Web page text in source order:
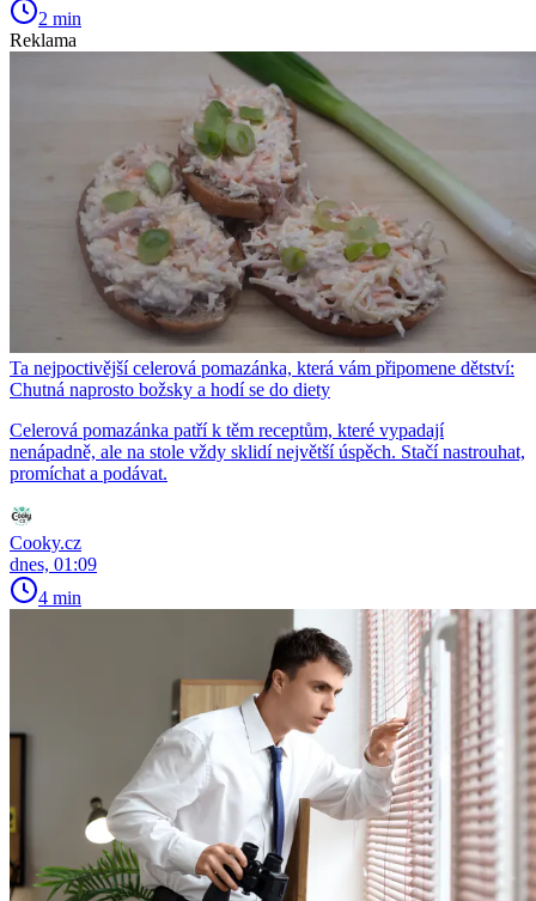
2 min
Reklama
Ta nejpoctivější celerová pomazánka, která vám připomene dětství:
Chutná naprosto božsky a hodí se do diety
Celerová pomazánka patří k těm receptům, které vypadají
nenápadně, ale na stole vždy sklidí největší úspěch. Stačí nastrouhat,
promíchat a podávat.
Cooky.cz
dnes, 01:09
4 min